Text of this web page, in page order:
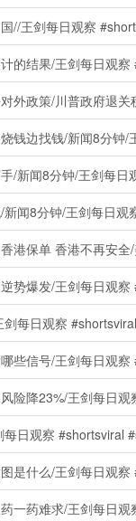
//王剑每日观察
的结果/王剑每日观
外政策/川普政府退
钱边找钱/新闻8分钟/
/新闻8分钟/王剑每日
闻8分钟/王剑每日观
港保单 香港不再安
势爆发/王剑每日观
每日观察
些信号/王剑每日观
险降23%/王剑每日
日观察 #shortsviral
是什么/王剑每日观
一药难求/王剑每日